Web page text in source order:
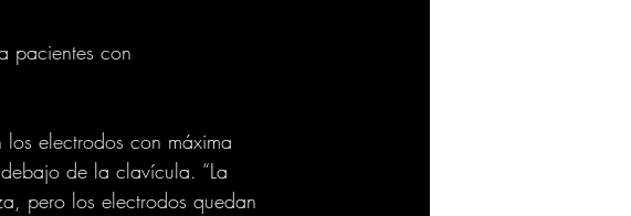
pacientes con
electrodos con máxima
de la clavícula. “La
pero los electrodos quedan